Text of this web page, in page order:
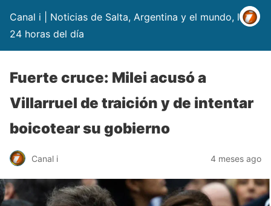
Canal i | Noticias de Salta, Argentina y el mundo, las
24 horas del día
Fuerte cruce: Milei acusó a
Villarruel de traición y de intentar
boicotear su gobierno
Canal i 4 meses ago